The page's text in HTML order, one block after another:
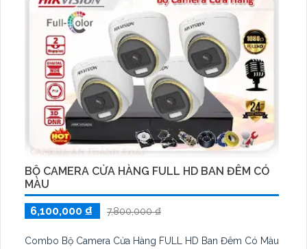
bạn.
Thương hiệu Dahua là một trong những thương hiệu được
người Việt ưa chuộng hàng đầu
BỘ CAMERA CỬA HÀNG FULL HD BAN ĐÊM CÓ
MÀU
6,100,000 ₫ 7,800,000 ₫
Combo Bộ Camera Cửa Hàng FULL HD Ban Đêm Có Màu